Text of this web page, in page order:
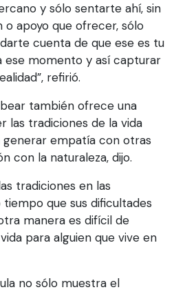
y sólo sentarte ahí, sin
apoyo que ofrecer, sólo
cuenta de que ese es tu
ese momento y así capturar
refirió.
también ofrece una
las tradiciones de la vida
generar empatía con otras
con la naturaleza, dijo.
tradiciones en las
que sus dificultades
manera es difícil de
para alguien que vive en
no sólo muestra el